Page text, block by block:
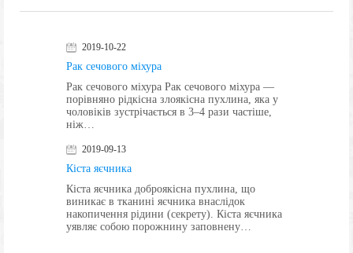
2019-10-22
Рак сечового міхура
Рак сечового міхура Рак сечового міхура —
порівняно рідкісна злоякісна пухлина, яка у
чоловіків зустрічається в 3–4 рази частіше,
ніж…
2019-09-13
Кіста яєчника
Кіста яєчника доброякісна пухлина, що
виникає в тканині яєчника внаслідок
накопичення рідини (секрету). Кіста яєчника
уявляє собою порожнину заповнену…